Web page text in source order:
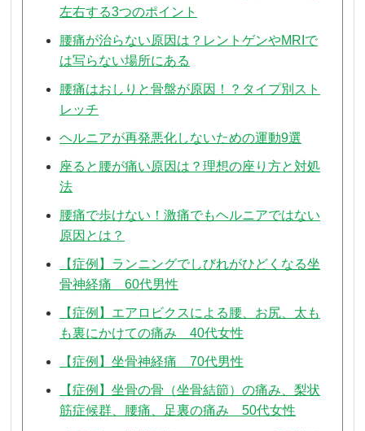
左右する3つのポイント
腰痛が治らない原因は？レントゲンやMRIで
は写らない場所にある
腰痛はおしりと骨盤が原因！？タイプ別スト
レッチ
ヘルニアが再発悪化しないための運動9選
座ると腰が痛い原因は？理想の座り方と対処
法
腰痛で歩けない！激痛でもヘルニアではない
原因とは？
【症例】ランニングでしびれがひどくなる坐
骨神経痛 60代男性
【症例】エアロビクスによる腰、お尻、太も
も裏にかけての痛み 40代女性
【症例】坐骨神経痛 70代男性
【症例】坐骨の骨（坐骨結節）の痛み、梨状
筋症候群、腰痛、足裏の痛み 50代女性